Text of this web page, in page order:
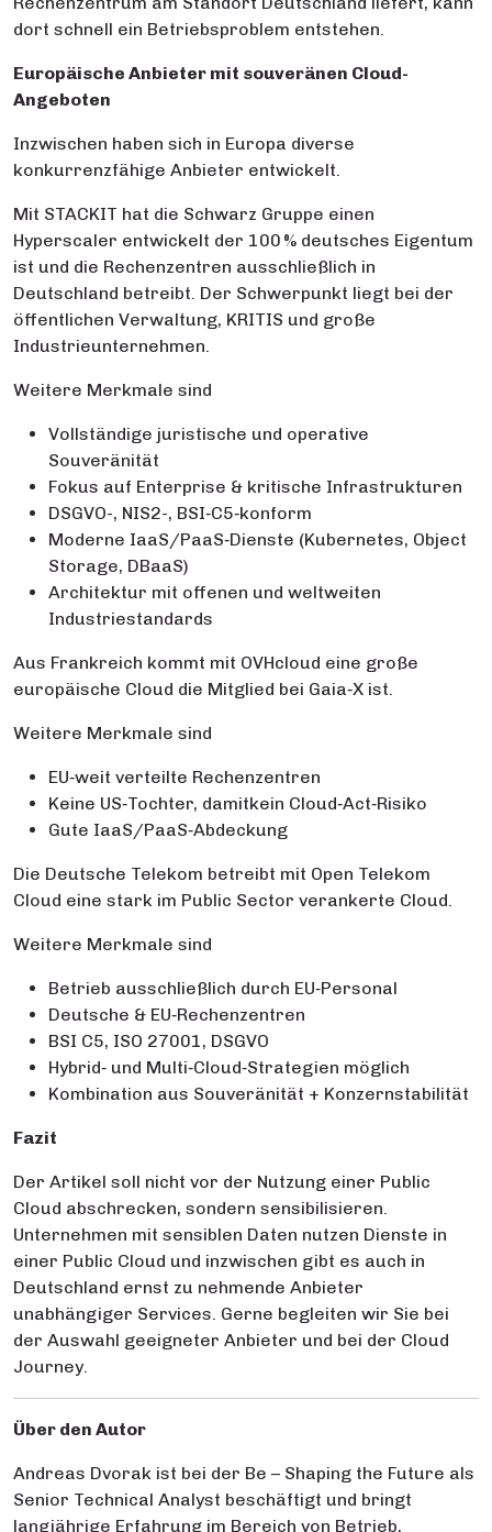
dort schnell ein Betriebsproblem entstehen.
Europäische Anbieter mit souveränen Cloud-
Angeboten
Inzwischen haben sich in Europa diverse
konkurrenzfähige Anbieter entwickelt.
Mit STACKIT hat die Schwarz Gruppe einen
Hyperscaler entwickelt der 100 % deutsches Eigentum
ist und die Rechenzentren ausschließlich in
Deutschland betreibt. Der Schwerpunkt liegt bei der
öffentlichen Verwaltung, KRITIS und große
Industrieunternehmen.
Weitere Merkmale sind
Vollständige juristische und operative
Souveränität
Fokus auf Enterprise & kritische Infrastrukturen
DSGVO-, NIS2-, BSI‑C5‑konform
Moderne IaaS/PaaS‑Dienste (Kubernetes, Object
Storage, DBaaS)
Architektur mit offenen und weltweiten
Industriestandards
Aus Frankreich kommt mit OVHcloud eine große
europäische Cloud die Mitglied bei Gaia‑X ist.
Weitere Merkmale sind
EU‑weit verteilte Rechenzentren
Keine US‑Tochter, damitkein Cloud‑Act‑Risiko
Gute IaaS/PaaS‑Abdeckung
Die Deutsche Telekom betreibt mit Open Telekom
Cloud eine stark im Public Sector verankerte Cloud.
Weitere Merkmale sind
Betrieb ausschließlich durch EU‑Personal
Deutsche & EU‑Rechenzentren
BSI C5, ISO 27001, DSGVO
Hybrid‑ und Multi‑Cloud‑Strategien möglich
Kombination aus Souveränität + Konzernstabilität
Fazit
Der Artikel soll nicht vor der Nutzung einer Public
Cloud abschrecken, sondern sensibilisieren.
Unternehmen mit sensiblen Daten nutzen Dienste in
einer Public Cloud und inzwischen gibt es auch in
Deutschland ernst zu nehmende Anbieter
unabhängiger Services. Gerne begleiten wir Sie bei
der Auswahl geeigneter Anbieter und bei der Cloud
Journey.
Über den Autor
Andreas Dvorak ist bei der Be – Shaping the Future als
Senior Technical Analyst beschäftigt und bringt
langjährige Erfahrung im Bereich von Betrieb,